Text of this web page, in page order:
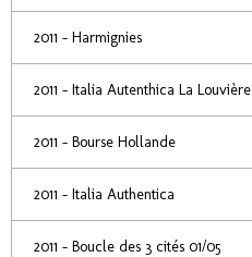
2011 - Harmignies
2011 - Italia Autenthica La Louvière
2011 - Bourse Hollande
2011 - Italia Authentica
2011 - Boucle des 3 cités 01/05